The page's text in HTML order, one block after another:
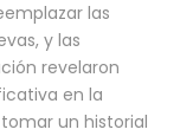
las
y las
revelaron
en la
un historial